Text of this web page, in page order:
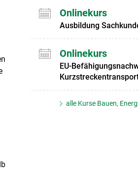
Onlinekurs
Ausbildung
Onlinekurs
EU-
alle Kurse Bauen,